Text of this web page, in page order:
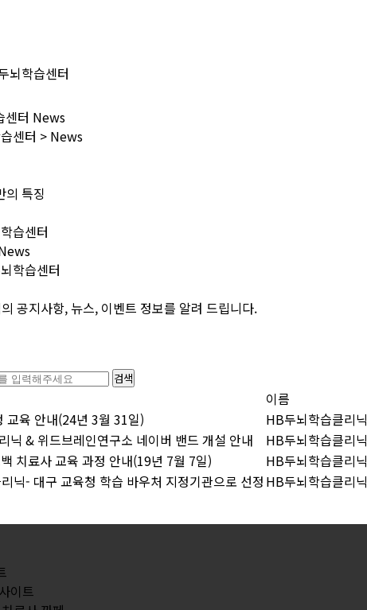
뇌학습센터
센터 News
센터 > News
의 특징
습센터
학습센터
공지사항, 뉴스, 이벤트 정보를 알려 드립니다.
검색
이름
교육 안내(24년 3월 31일) HB두뇌학습클리닉
닉 & 위드브레인연구소 네이버 밴드 개설 안내 HB두뇌학습클리닉
치료사 교육 과정 안내(19년 7월 7일) HB두뇌학습클리닉
닉- 대구 교육청 학습 바우처 지정기관으로 선정 HB두뇌학습클리닉
이트